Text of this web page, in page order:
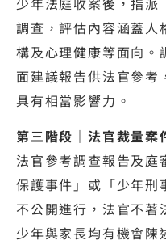
調查，評估內容涵蓋人
構及心理健康等面向。
面建議報告供法官參考
具有相當影響力。
第三階段｜法官裁量案
法官參考調查報告及
保護事件」或「少年刑
不公開進行，法官不著
少年與家長均有機會陳